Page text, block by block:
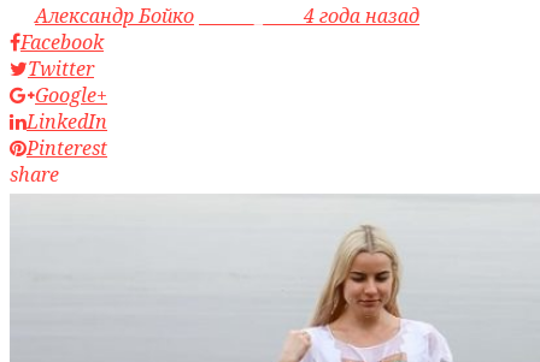
byАлександр Бойко
4 года назад
Facebook
Twitter
Google+
LinkedIn
Pinterest
share